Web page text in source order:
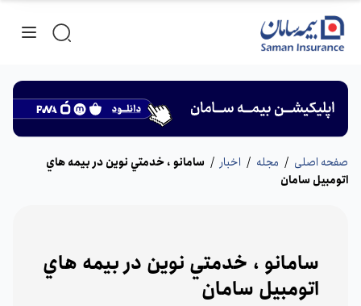
صفحه اصلی / مجله / اخبار / سامانو ، خدمتي نوين در بيمه هاي
اتومبيل سامان
سامانو ، خدمتي نوين در بيمه هاي
اتومبيل سامان